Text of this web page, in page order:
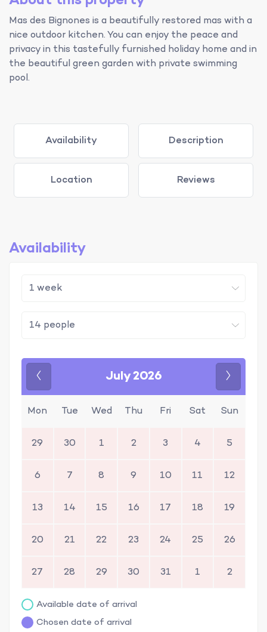
Mas des Bignones is a beautifully restored mas with a
nice outdoor kitchen. You can enjoy the peace and
privacy in this tastefully furnished holiday home and in
the beautiful green garden with private swimming
pool.
Availability Description
Location Reviews
Availability
July 2026
Mon Tue Wed Thu Fri Sat Sun
29 30 1 2 3 4 5
6 7 8 9 10 11 12
13 14 15 16 17 18 19
20 21 22 23 24 25 26
27 28 29 30 31 1 2
Available date of arrival
Chosen date of arrival